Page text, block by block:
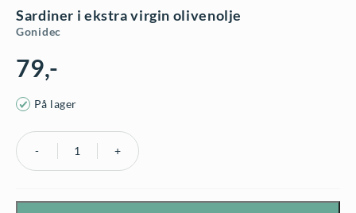
Sardiner i ekstra virgin olivenolje
Gonidec
79,-
På lager
Sardiner